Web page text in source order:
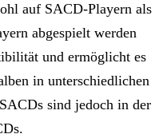
auf SACD-Playern als
abgespielt werden
und ermöglicht es
in unterschiedlichen
sind jedoch in der